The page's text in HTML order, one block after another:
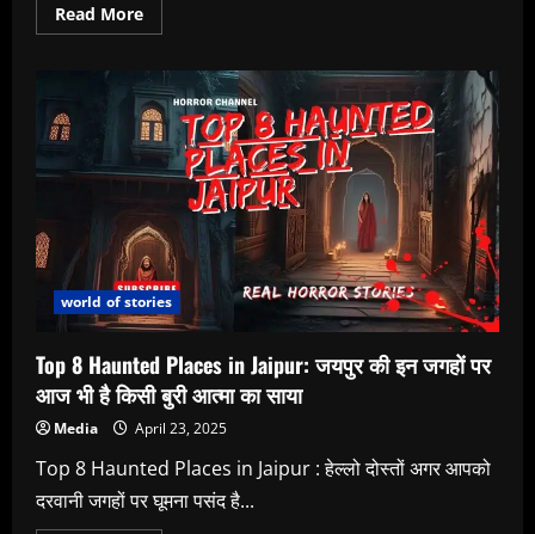
Read MoreRead
more
WEB
SERIES
OF
MALVIKA
TOMAR:
आज
जान
मालविका
तोमर
की
बेस्ट
वेब
सीरीज
जिन्हे
आपको
देखना
चाहिए
world of stories
Top 8 Haunted Places in Jaipur: जयपुर की इन जगहों पर
आज भी है किसी बुरी आत्मा का साया
Media April 23, 2025
Top 8 Haunted Places in Jaipur : हेल्लो दोस्तों अगर आपको
दरवानी जगहों पर घूमना पसंद है...